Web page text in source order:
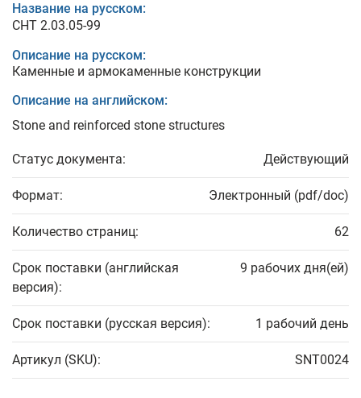
Название на русском:
СНТ 2.03.05-99
Описание на русском:
Каменные и армокаменные конструкции
Описание на английском:
Stone and reinforced stone structures
Статус документа: Действующий
Формат: Электронный (pdf/doc)
Количество страниц: 62
Срок поставки (английская
версия):
9 рабочих дня(ей)
Срок поставки (русская версия): 1 рабочий день
Артикул (SKU): SNT0024